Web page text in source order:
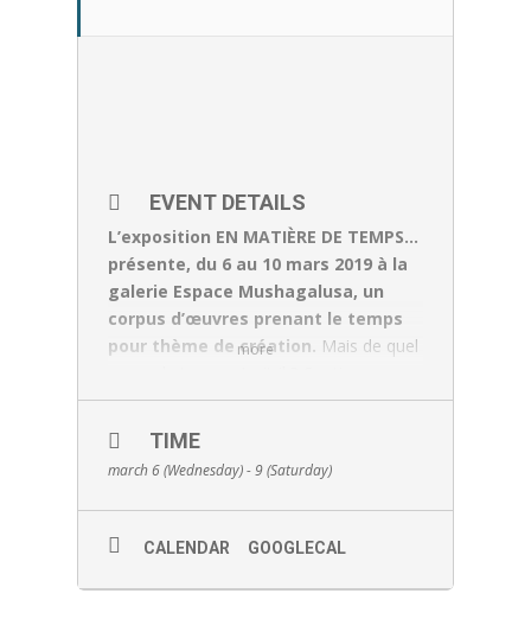
more
EVENT DETAILS
L’exposition EN MATIÈRE DE TEMPS…
présente, du 6 au 10 mars 2019 à la
galerie Espace Mushagalusa, un
corpus d’œuvres prenant le temps
pour thème de création. Mais de quel
discontinu ? Cyclique ou linéaire ? Étendu
ou compressé ? Réel ou imaginé ? En
réponse à ces questions, neuf artistes
sondent en profondeur la thématique du
temps en privilégiant des approches
variées. Le Collectif Vague est un
contemporains créé en 2015 et formé
TIME
march 6 (Wednesday) - 9 (Saturday)
CALENDAR GOOGLECAL